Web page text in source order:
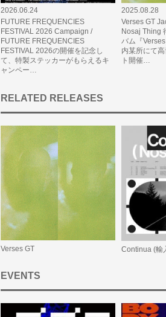
2026.06.24
FUTURE FREQUENCIES
FESTIVAL 2026 Campaign /
FUTURE FREQUENCIES
FESTIVAL 2026の開催を記念し
て、特製ステッカーがもらえるキ
ャンペー…
2025.08.28
Verses GT
Nosaj Thing
バム『
内某所にて
ト開催…
RELATED RELEASES
Verses GT Continua (輸
EVENTS